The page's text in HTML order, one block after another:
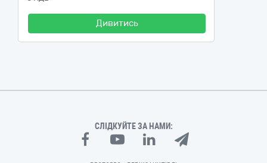
Дивитись
СЛІДКУЙТЕ ЗА НАМИ: